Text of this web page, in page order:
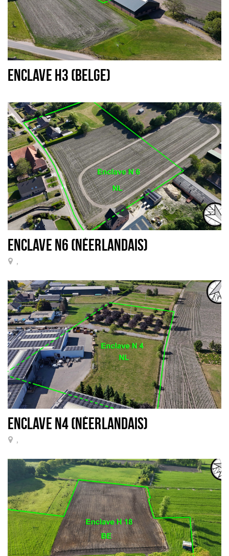
ENCLAVE H3 (BELGE)
ENCLAVE N6 (NÉERLANDAIS)
,
ENCLAVE N4 (NÉERLANDAIS)
,